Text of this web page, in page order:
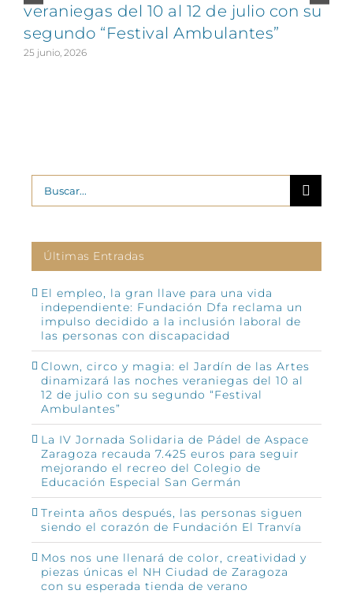
veraniegas del 10 al 12 de julio con su
segundo “Festival Ambulantes”
25 junio, 2026
Buscar:
Últimas Entradas
El empleo, la gran llave para una vida
independiente: Fundación Dfa reclama un
impulso decidido a la inclusión laboral de
las personas con discapacidad
Clown, circo y magia: el Jardín de las Artes
dinamizará las noches veraniegas del 10 al
12 de julio con su segundo “Festival
Ambulantes”
La IV Jornada Solidaria de Pádel de Aspace
Zaragoza recauda 7.425 euros para seguir
mejorando el recreo del Colegio de
Educación Especial San Germán
Treinta años después, las personas siguen
siendo el corazón de Fundación El Tranvía
Mos nos une llenará de color, creatividad y
piezas únicas el NH Ciudad de Zaragoza
con su esperada tienda de verano